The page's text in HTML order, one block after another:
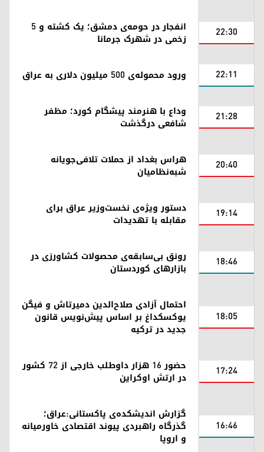
22:30 انفجار در حومه‌ی دمشق؛ یک کشته و ۵
زخمی در شهرک جرمانا
22:11 ورود محموله‌ی ۵۰۰ میلیون دلاری به عراق
21:28 وداع با هنرمند پیشگام کورد؛ مظفر
شافعی درگذشت
20:40 هراس بغداد از حملات تلافی‌جویانه
شبه‌نظامیان
19:14 دستور ویژه‌ی نخست‌وزیر عراق برای
مقابله با تهدیدات
18:46 رونق بی‌سابقه‌ی محصولات کشاورزی در
بازارهای کوردستان
18:05
احتمال آزادی صلاح‌الدین دمیرتاش و فیگن
یوکسکداغ بر اساس پیش‌نویس قانون
جدید در ترکیه
17:24 حضور ۱۶ هزار داوطلب خارجی از ۷۲ کشور
در ارتش اوکراین
16:46
گزارش اندیشکده‌ی پاکستانی:عراق؛
گذرگاه راهبردی پیوند اقتصادی خاورمیانه
و اروپا